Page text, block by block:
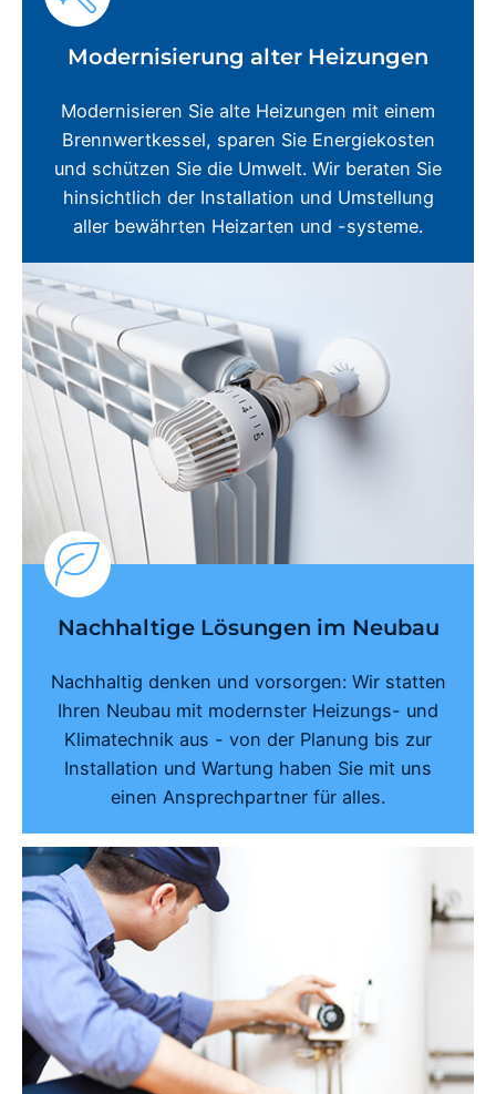
Modernisierung alter Heizungen
Modernisieren Sie alte Heizungen mit einem
Brennwertkessel, sparen Sie Energiekosten
und schützen Sie die Umwelt. Wir beraten Sie
hinsichtlich der Installation und Umstellung
aller bewährten Heizarten und -systeme.
Nachhaltige Lösungen im Neubau
Nachhaltig denken und vorsorgen: Wir statten
Ihren Neubau mit modernster Heizungs- und
Klimatechnik aus - von der Planung bis zur
Installation und Wartung haben Sie mit uns
einen Ansprechpartner für alles.